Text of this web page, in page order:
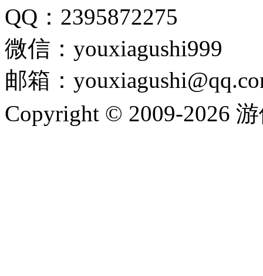
QQ：2395872275
微信：youxiagushi999
邮箱：
Copyright © 2009-2026